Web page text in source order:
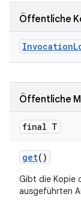
Öffentliche
Invocation
Öffentliche
final T
get()
Gibt die Kopie
ausgeführten